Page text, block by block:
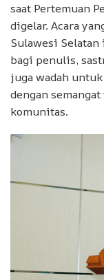
saat Pertemuan
digelar. Acara
Sulawesi
bagi penulis,
juga wadah
dengan
komunitas.